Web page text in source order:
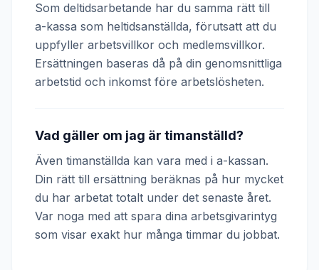
Som deltidsarbetande har du samma rätt till
a-kassa som heltidsanställda, förutsatt att du
uppfyller arbetsvillkor och medlemsvillkor.
Ersättningen baseras då på din genomsnittliga
arbetstid och inkomst före arbetslösheten.
Vad gäller om jag är timanställd?
Även timanställda kan vara med i a-kassan.
Din rätt till ersättning beräknas på hur mycket
du har arbetat totalt under det senaste året.
Var noga med att spara dina arbetsgivarintyg
som visar exakt hur många timmar du jobbat.